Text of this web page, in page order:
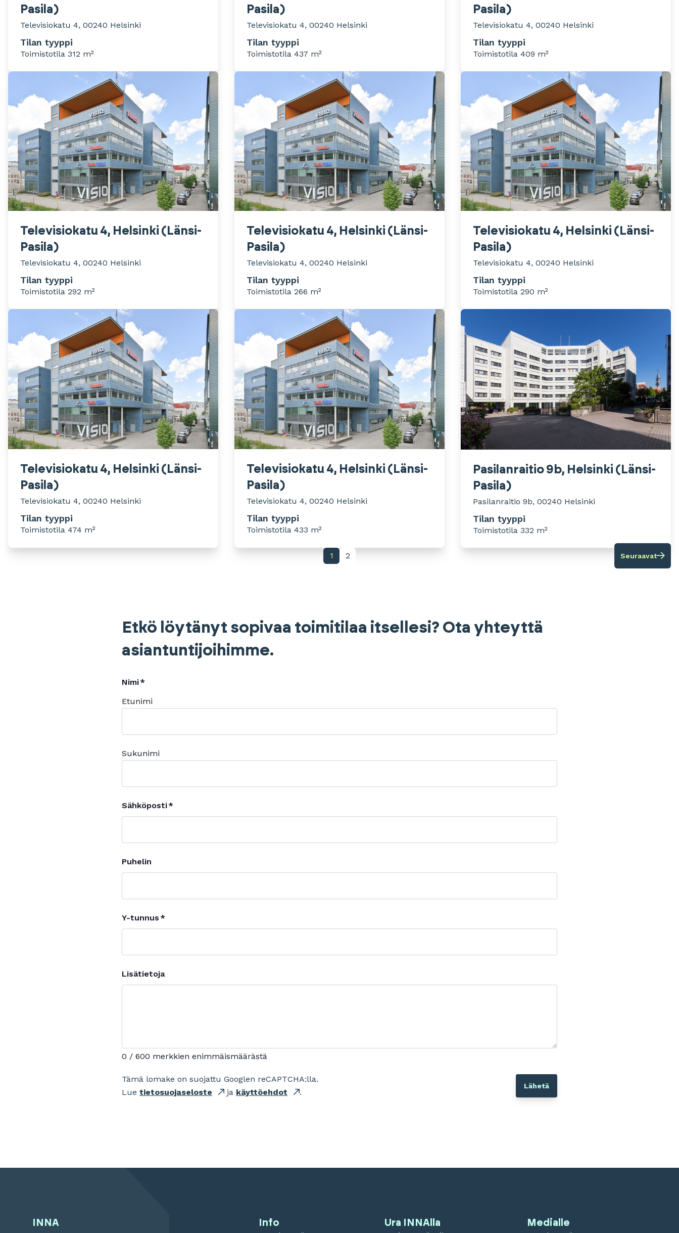
Pasila)
Televisiokatu 4, 00240 Helsinki
Tilan tyyppi
Toimistotila 312 m²
Pasila)
Televisiokatu 4, 00240 Helsinki
Tilan tyyppi
Toimistotila 437 m²
Pasila)
Televisiokatu 4, 00240 Helsinki
Tilan tyyppi
Toimistotila 409 m²
Televisiokatu 4, Helsinki (Länsi-
Pasila)
Televisiokatu 4, 00240 Helsinki
Tilan tyyppi
Toimistotila 292 m²
Televisiokatu 4, Helsinki (Länsi-
Pasila)
Televisiokatu 4, 00240 Helsinki
Tilan tyyppi
Toimistotila 266 m²
Televisiokatu 4, Helsinki (Länsi-
Pasila)
Televisiokatu 4, 00240 Helsinki
Tilan tyyppi
Toimistotila 290 m²
Televisiokatu 4, Helsinki (Länsi-
Pasila)
Televisiokatu 4, 00240 Helsinki
Tilan tyyppi
Toimistotila 474 m²
Televisiokatu 4, Helsinki (Länsi-
Pasila)
Televisiokatu 4, 00240 Helsinki
Tilan tyyppi
Toimistotila 433 m²
Pasilanraitio 9b, Helsinki (Länsi-
Pasila)
Pasilanraitio 9b, 00240 Helsinki
Tilan tyyppi
Toimistotila 332 m²
1 2 Seuraavat
Etkö löytänyt sopivaa toimitilaa itsellesi? Ota yhteyttä
asiantuntijoihimme.
Nimi
Etunimi
Sukunimi
Sähköposti
Puhelin
Y-tunnus
Lisätietoja
0 / 600 merkkien enimmäismäärästä
Tämä lomake on suojattu Googlen reCAPTCHA:lla.
Lue tietosuojaseloste ja käyttöehdot .
INNA Info Ura INNAlla Medialle